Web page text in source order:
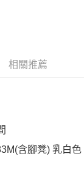
狀況，依本公司即
公司將視審查結果
惡意使用之情形，
取法律行動。
相關推薦
含腳凳) 乳白色